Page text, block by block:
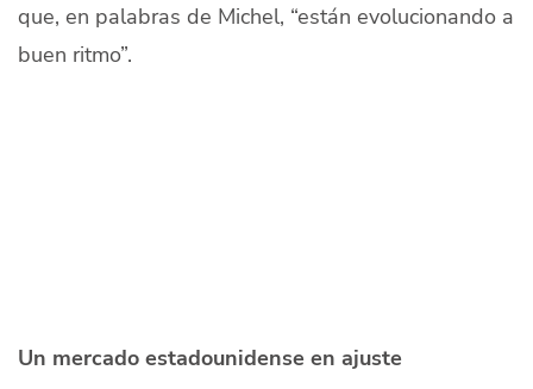
que, en palabras de Michel, “están evolucionando a
buen ritmo”.
Un mercado estadounidense en ajuste